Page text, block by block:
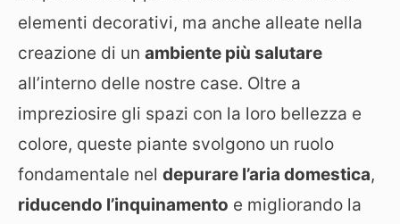
elementi decorativi, ma anche alleate nella
creazione di un ambiente più salutare
all’interno delle nostre case. Oltre a
impreziosire gli spazi con la loro bellezza e
colore, queste piante svolgono un ruolo
fondamentale nel depurare l’aria domestica,
riducendo l’inquinamento e migliorando la